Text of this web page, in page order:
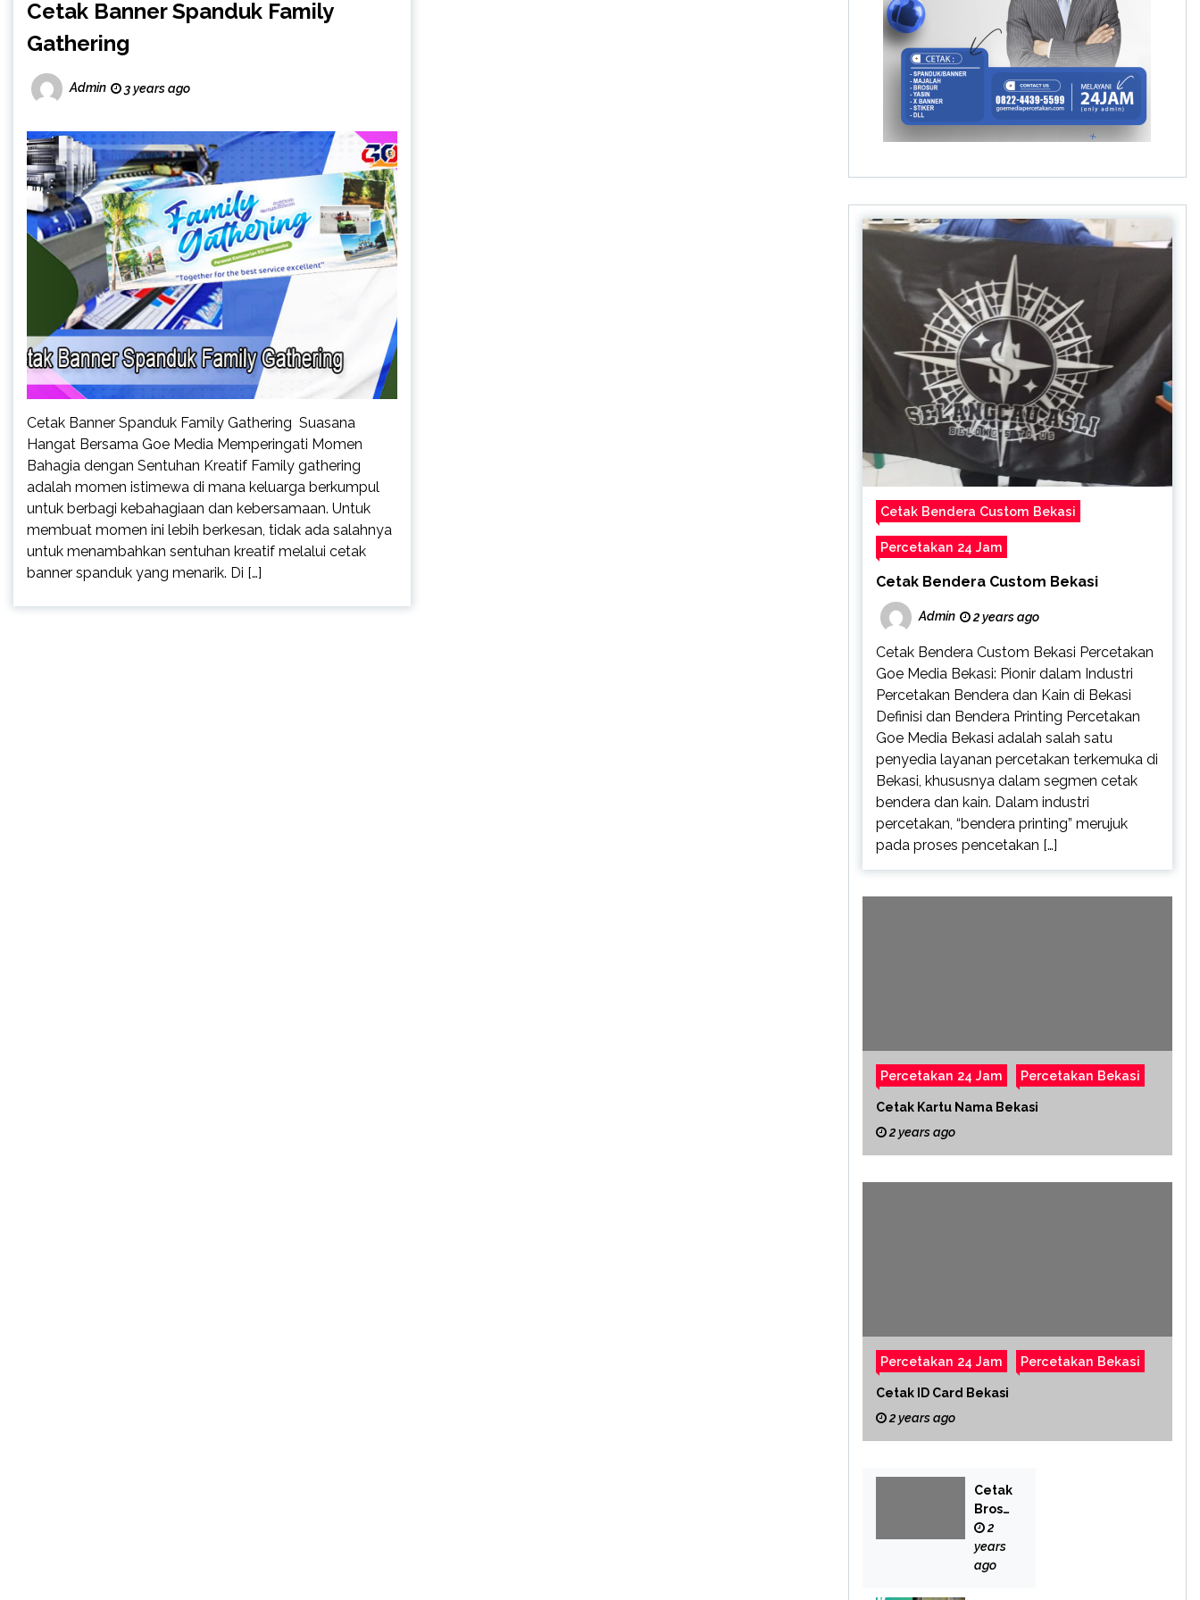
Cetak Banner Spanduk Family
Gathering
Admin 3 years ago
Cetak Banner Spanduk Family Gathering Suasana
Hangat Bersama Goe Media Memperingati Momen
Bahagia dengan Sentuhan Kreatif Family gathering
adalah momen istimewa di mana keluarga berkumpul
untuk berbagi kebahagiaan dan kebersamaan. Untuk
membuat momen ini lebih berkesan, tidak ada salahnya
untuk menambahkan sentuhan kreatif melalui cetak
banner spanduk yang menarik. Di […]
Cetak Bendera Custom Bekasi
Percetakan 24 Jam
Cetak Bendera Custom Bekasi
Admin 2 years ago
Cetak Bendera Custom Bekasi Percetakan
Goe Media Bekasi: Pionir dalam Industri
Percetakan Bendera dan Kain di Bekasi
Definisi dan Bendera Printing Percetakan
Goe Media Bekasi adalah salah satu
penyedia layanan percetakan terkemuka di
Bekasi, khususnya dalam segmen cetak
bendera dan kain. Dalam industri
percetakan, “bendera printing” merujuk
pada proses pencetakan […]
Percetakan 24 Jam Percetakan Bekasi
Cetak Kartu Nama Bekasi
2 years ago
Percetakan 24 Jam Percetakan Bekasi
Cetak ID Card Bekasi
2 years ago
Cetak
Brosu
r
Bekas
i
2
years
ago